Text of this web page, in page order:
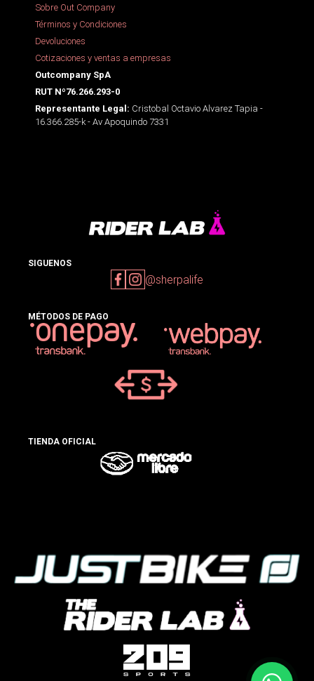
Sobre Out Company
Términos y Condiciones
Devoluciones
Cotizaciones y ventas a empresas
Outcompany SpA
RUT Nº76.266.293-0
Representante Legal: Cristobal Octavio Alvarez Tapia -
16.366.285-k - Av Apoquindo 7331
SIGUENOS
@sherpalife
MÉTODOS DE PAGO
TIENDA OFICIAL